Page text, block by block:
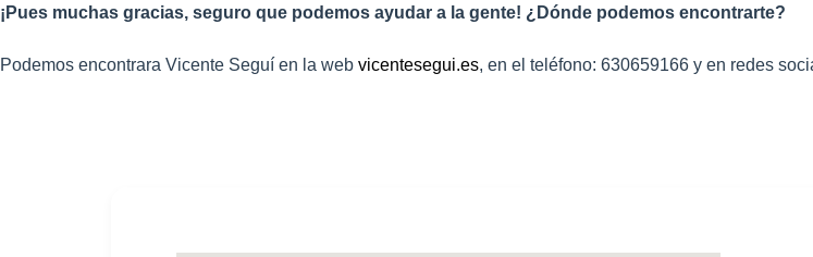
¡Pues muchas gracias, seguro que podemos ayudar a la gente! ¿Dónde podemos encontrarte?
Podemos encontrara Vicente Seguí en la web vicentesegui.es, en el teléfono: 630659166 y en redes